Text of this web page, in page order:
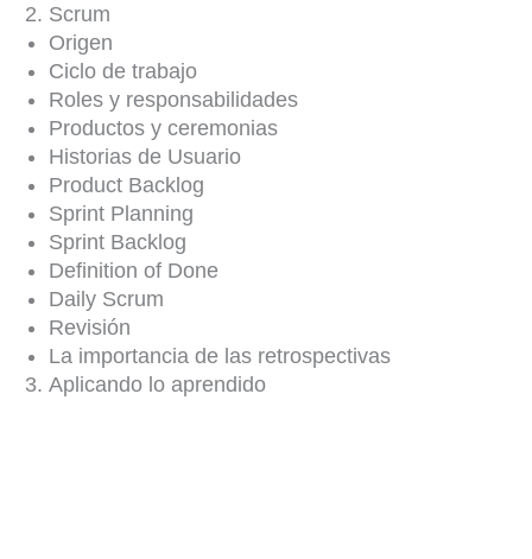
Scrum
Origen
Ciclo de trabajo
Roles y responsabilidades
Productos y ceremonias
Historias de Usuario
Product Backlog
Sprint Planning
Sprint Backlog
Definition of Done
Daily Scrum
Revisión
La importancia de las retrospectivas
Aplicando lo aprendido